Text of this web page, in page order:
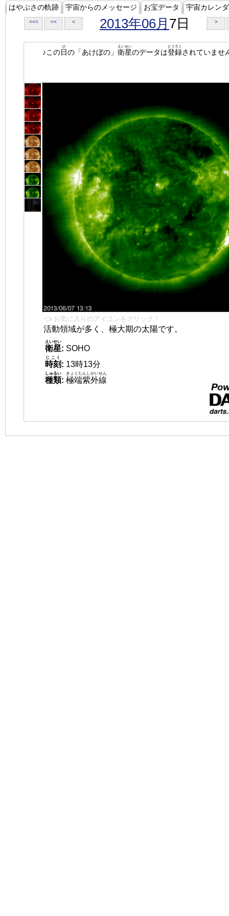
はやぶさの軌跡 宇宙からのメッセージ お宝データ 宇宙カレン
<<< << < 2013年06月 7日 >
♪この日
ひ
の「あけぼの」 衛星
えいせい
のデータは登録
とうろく
されていませ
👈 お気に入りのアイコンをクリック！
活動領域が多く、極大期の太陽です。
衛星
えいせい
: SOHO
時刻
じこく
: 13時13分
種類
しゅるい
: 極端紫外線
きょくたんしがいせん